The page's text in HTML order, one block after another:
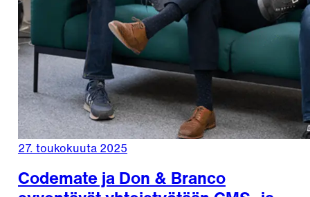
27. toukokuuta 2025
Codemate ja Don & Branco